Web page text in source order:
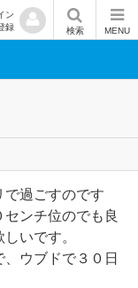
ン
録
検索 MENU
で過ごすのです
ンチ位のでも良
いです。
ウブドで３０日